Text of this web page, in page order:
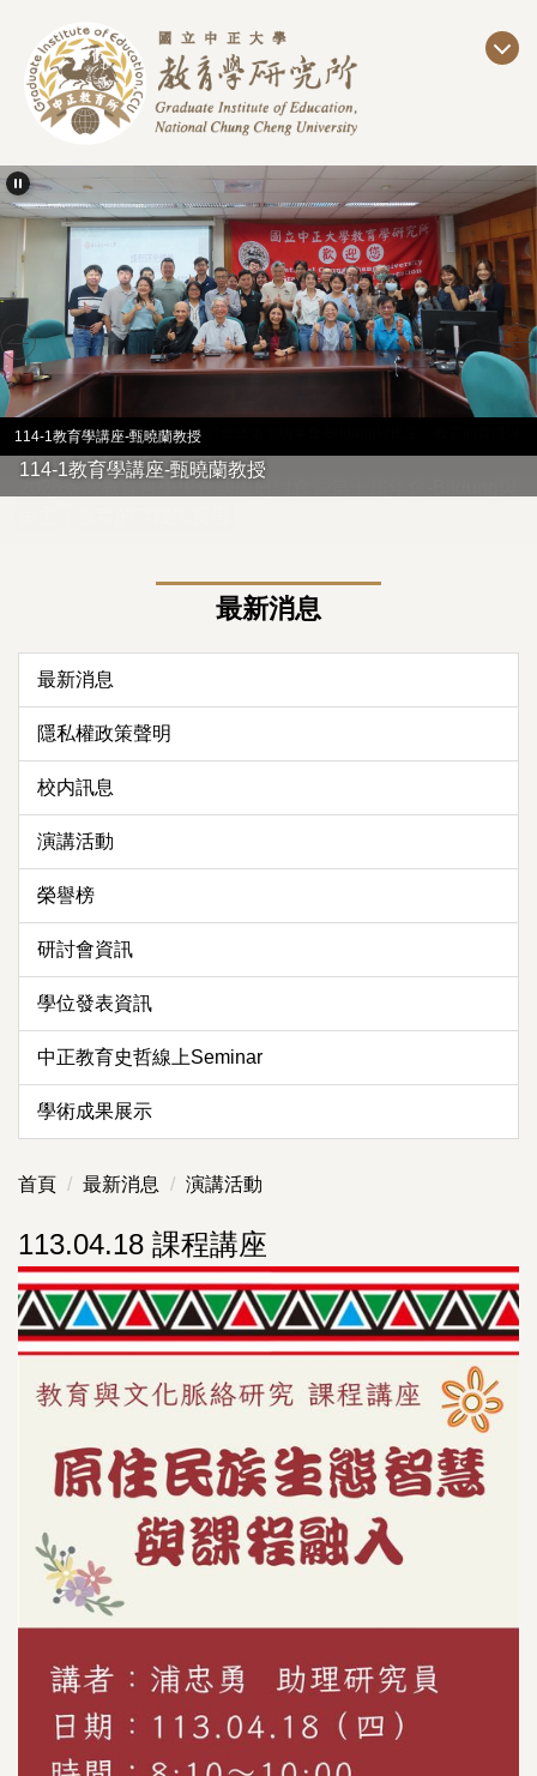
主
容
區
114-1教育學講座-甄曉蘭教授
114-1教育學講座-甄曉蘭教授
最新消息
最新消息
隱私權政策聲明
校内訊息
演講活動
榮譽榜
研討會資訊
學位發表資訊
中正教育史哲線上Seminar
學術成果展示
首頁 最新消息 演講活動
113.04.18 課程講座